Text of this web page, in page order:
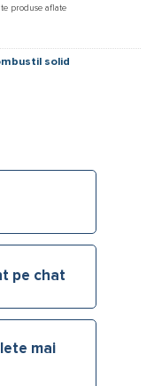
produse aflate
solid
pe chat
mai